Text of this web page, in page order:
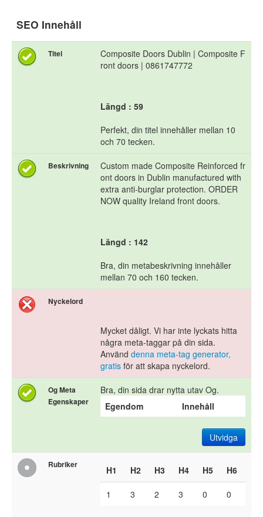
SEO Innehåll
Titel
Composite Doors Dublin | Composite F
ront doors | 0861747772
Längd : 59
Perfekt, din titel innehåller mellan 10
och 70 tecken.
Beskrivning
Custom made Composite Reinforced fr
ont doors in Dublin manufactured with
extra anti-burglar protection. ORDER
NOW quality Ireland front doors.
Längd : 142
Bra, din metabeskrivning innehåller
mellan 70 och 160 tecken.
Nyckelord
Mycket dåligt. Vi har inte lyckats hitta
några meta-taggar på din sida.
Använd denna meta-tag generator,
gratis för att skapa nyckelord.
Og Meta
Egenskaper
Bra, din sida drar nytta utav Og.
Egendom
Innehåll
Utvidga
Rubriker H1 H2 H3 H4 H5 H6
1 3 2 3 0 0